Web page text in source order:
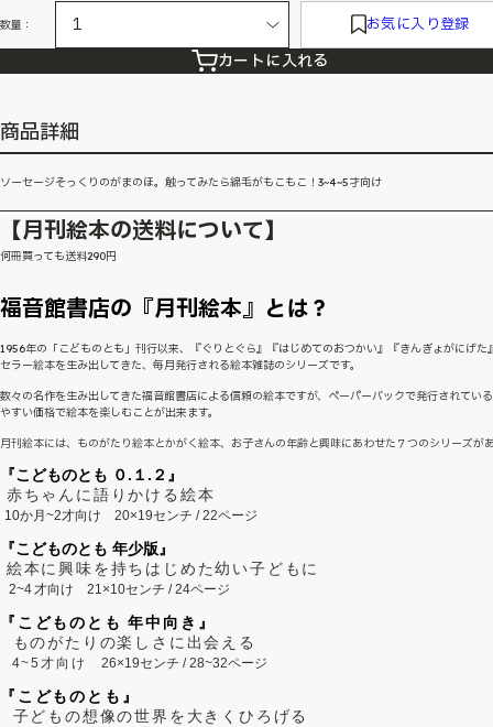
数量： お気に入り登録
カートに入れる
商品詳細
ソーセージそっくりのがまのほ。触ってみたら綿毛がもこもこ！3~4~5才向け
【月刊絵本の送料について】
何冊買っても送料290円
福音館書店の『月刊絵本』とは？
1956年の「こどものとも」刊行以来、『ぐりとぐら』『はじめてのおつかい』『きんぎょがにげた
セラー絵本を生み出してきた、毎月発行される絵本雑誌のシリーズです。
数々の名作を生み出してきた福音館書店による信頼の絵本ですが、ペーパーバックで発行されてい
やすい価格で絵本を楽しむことが出来ます。
月刊絵本には、ものがたり絵本とかがく絵本、お子さんの年齢と興味にあわせた７つのシリーズが
『こどものとも ０.１.２』
赤ちゃんに語りかける絵本
10か月~2才向け 20×19センチ / 22ページ
『こどものとも 年少版』
絵本に興味を持ちはじめた幼い子どもに
2~4 才向け 21×10センチ / 24ページ
『こどものとも 年中向き』
ものがたりの楽しさに出会える
4~5才向け26×19センチ / 28~32ページ
『こどものとも』
子どもの想像の世界を大きくひろげる